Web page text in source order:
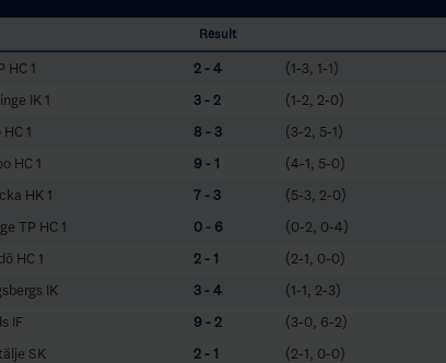
Result
HC 1 2 - 4 (1-3, 1-1)
IK 1 3 - 2 (1-2, 2-0)
1 8 - 3 (3-2, 5-1)
HC 1 9 - 1 (4-1, 5-0)
HK 1 7 - 3 (5-3, 2-0)
TP HC 1 0 - 6 (0-2, 0-4)
HC 1 2 - 1 (2-1, 0-0)
IK 3 - 4 (1-1, 2-3)
IF 9 - 2 (3-0, 6-2)
SK 2 - 1 (2-1, 0-0)